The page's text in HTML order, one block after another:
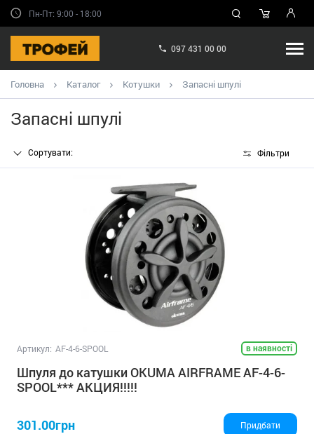
Пн-Пт: 9:00 - 18:00
097 431 00 00
Головна Каталог Котушки Запасні шпулі
Запасні шпулі
Сортувати: Фільтри
Артикул: AF-4-6-SPOOL в наявності
Шпуля до катушки OKUMA AIRFRAME AF-4-6-
SPOOL*** АКЦИЯ!!!!!
301.00грн Придбати